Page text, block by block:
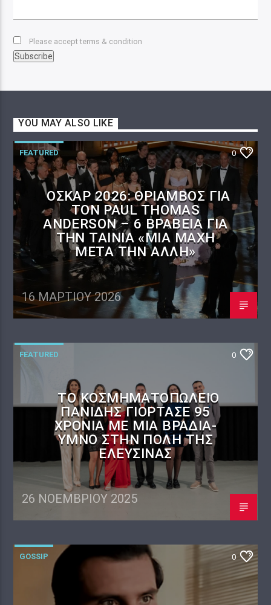
Please accept terms & condition
YOU MAY ALSO LIKE
FEATURED 0
ΌΣΚΑΡ 2026: ΘΡΊΑΜΒΟΣ ΓΙΑ
ΤΟΝ PAUL THOMAS
ANDERSON – 6 ΒΡΑΒΕΊΑ ΓΙΑ
ΤΗΝ ΤΑΙΝΊΑ «ΜΊΑ ΜΆΧΗ
ΜΕΤΆ ΤΗΝ ΆΛΛΗ»
16 ΜΑΡΤΊΟΥ 2026
FEATURED 0
ΤΟ ΚΟΣΜΗΜΑΤΟΠΩΛΕΊΟ
ΠΑΝΙΔΗΣ ΓΙΌΡΤΑΣΕ 95
ΧΡΌΝΙΑ ΜΕ ΜΙΑ ΒΡΑΔΙΆ-
ΎΜΝΟ ΣΤΗΝ ΠΌΛΗ ΤΗΣ
ΕΛΕΥΣΊΝΑΣ
26 ΝΟΕΜΒΡΊΟΥ 2025
GOSSIP 0